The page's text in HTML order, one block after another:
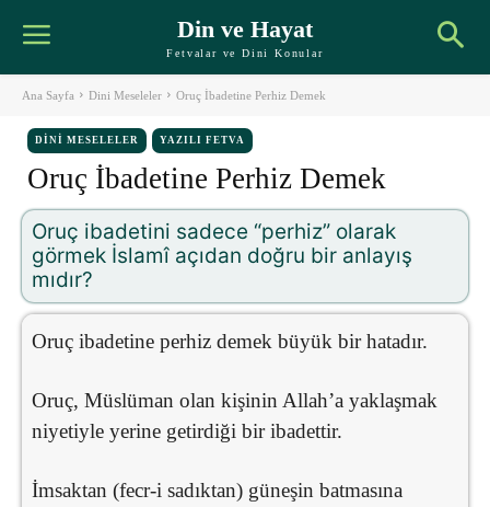
Din ve Hayat
Fetvalar ve Dini Konular
Ana Sayfa Dini Meseleler Oruç İbadetine Perhiz Demek
DINI MESELELER YAZILI FETVA
Oruç İbadetine Perhiz Demek
Oruç ibadetini sadece “perhiz” olarak
görmek İslamî açıdan doğru bir anlayış
mıdır?
Oruç ibadetine perhiz demek büyük bir hatadır.
Oruç, Müslüman olan kişinin Allah’a yaklaşmak
niyetiyle yerine getirdiği bir ibadettir.
İmsaktan (fecr-i sadıktan) güneşin batmasına